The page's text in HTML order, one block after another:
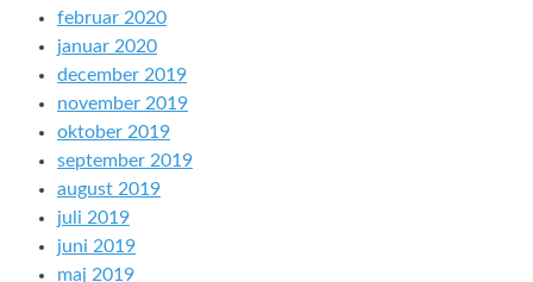
februar 2020
januar 2020
december 2019
november 2019
oktober 2019
september 2019
august 2019
juli 2019
juni 2019
maj 2019